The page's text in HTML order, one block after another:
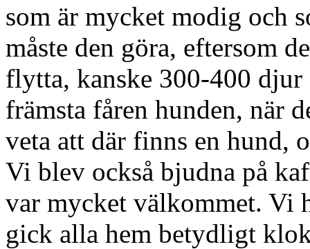
som är mycket modig och
måste den göra, eftersom
flytta, kanske 300-400 djur
främsta fåren hunden, när
veta att där finns en hund,
Vi blev också bjudna på
var mycket välkommet. Vi
gick alla hem betydligt